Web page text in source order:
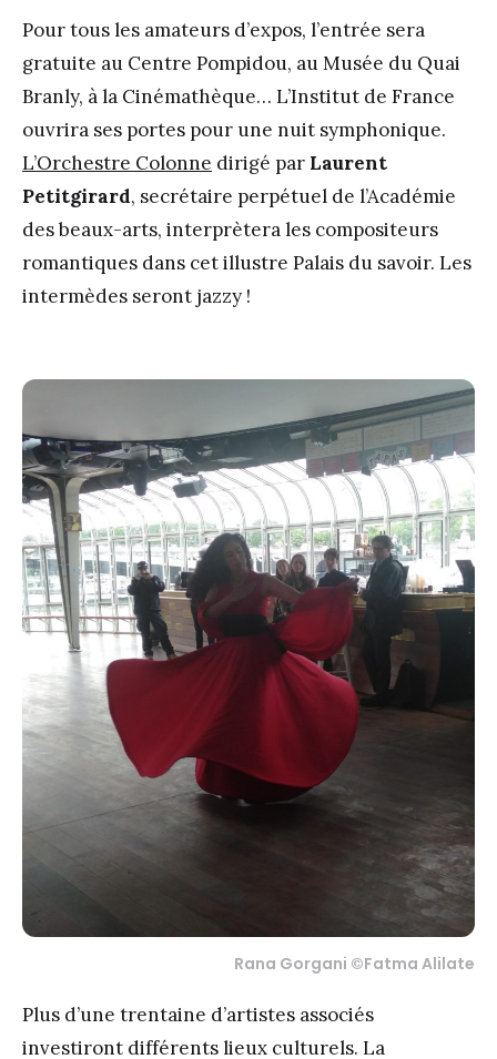
Pour tous les amateurs d’expos, l’entrée sera
gratuite au Centre Pompidou, au Musée du Quai
Branly, à la Cinémathèque… L’Institut de France
ouvrira ses portes pour une nuit symphonique.
L’Orchestre Colonne dirigé par Laurent
Petitgirard, secrétaire perpétuel de l’Académie
des beaux-arts, interprètera les compositeurs
romantiques dans cet illustre Palais du savoir. Les
intermèdes seront jazzy !
Rana Gorgani ©Fatma Alilate
Plus d’une trentaine d’artistes associés
investiront différents lieux culturels. La